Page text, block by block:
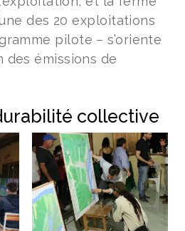
des 20 exploitations
pilote – s’oriente
des émissions de
collective